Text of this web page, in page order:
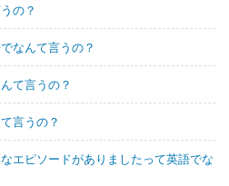
の？
なんて言うの？
て言うの？
言うの？
エピソードがありましたって英語でな